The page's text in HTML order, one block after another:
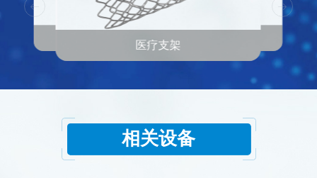
医疗支架
相关设备